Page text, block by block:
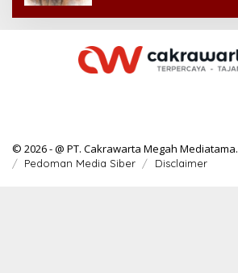
© 2026 - @ PT. Cakrawarta Megah
Pedoman Media Siber Disclaimer